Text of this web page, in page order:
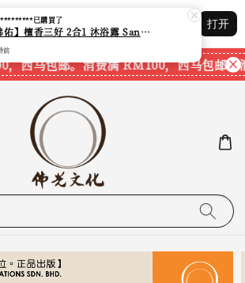
追踪您的订单
赖的商店
打开
西马包邮。消费满 RM100，西马包邮。